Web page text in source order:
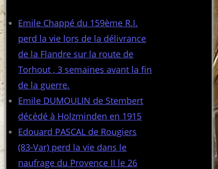
Emile Chappé du 159ème R.I.
perd la vie lors de la délivrance
de la Flandre sur la route de
Torhout , 3 semaines avant la fin
de la guerre.
Emile DUMOULIN de Stembert
décédé à Holzminden en 1915
Edouard PASCAL de Rougiers
(83-Var) perd la vie dans le
naufrage du Provence II le 26